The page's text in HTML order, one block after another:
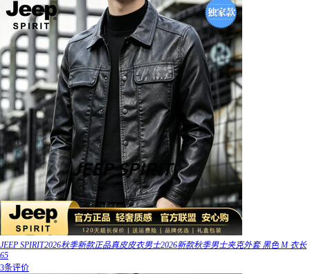
JEEP SPIRIT2026秋季新款正品真皮皮衣男士2026新款秋季男士夹克外套 黑色 M 衣长
65
3条评价